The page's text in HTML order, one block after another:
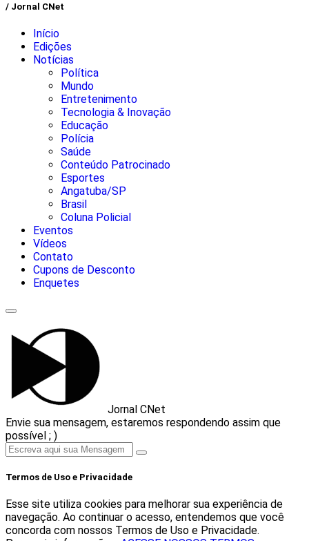
/ Jornal CNet
Início
Edições
Notícias
Política
Mundo
Entretenimento
Tecnologia & Inovação
Educação
Polícia
Saúde
Conteúdo Patrocinado
Esportes
Angatuba/SP
Brasil
Coluna Policial
Eventos
Vídeos
Contato
Cupons de Desconto
Enquetes
Jornal CNet
Envie sua mensagem, estaremos respondendo assim que
possível ; )
Termos de Uso e Privacidade
Esse site utiliza cookies para melhorar sua experiência de
navegação. Ao continuar o acesso, entendemos que você
concorda com nossos Termos de Uso e Privacidade.